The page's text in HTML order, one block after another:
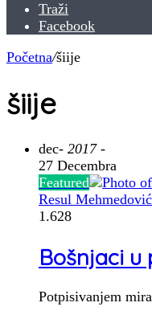
Traži
Facebook
Početna/šiije
šiije
dec- 2017 -
27 Decembra
Featured
Resul Mehmedović
1.628
Bošnjaci u
Potpisivanjem